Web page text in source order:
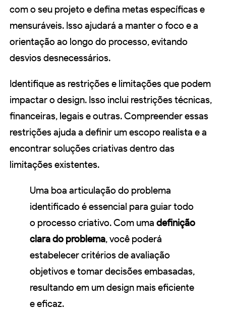
com o seu projeto e defina metas específicas e
mensuráveis. Isso ajudará a manter o foco e a
orientação ao longo do processo, evitando
desvios desnecessários.
Identifique as restrições e limitações que podem
impactar o design. Isso inclui restrições técnicas,
financeiras, legais e outras. Compreender essas
restrições ajuda a definir um escopo realista e a
encontrar soluções criativas dentro das
limitações existentes.
Uma boa articulação do problema
identificado é essencial para guiar todo
o processo criativo. Com uma definição
clara do problema, você poderá
estabelecer critérios de avaliação
objetivos e tomar decisões embasadas,
resultando em um design mais eficiente
e eficaz.